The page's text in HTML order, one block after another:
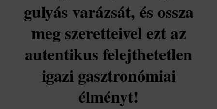
gulyás varázsát, és ossza
meg szeretteivel ezt az
autentikus felejthetetlen
igazi gasztronómiai
élményt!